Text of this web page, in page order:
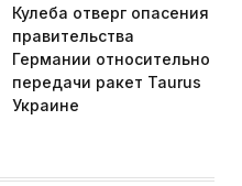
Кулеба отверг опасения
правительства
Германии относительно
передачи ракет Taurus
Украине